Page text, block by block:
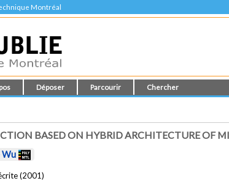
Montréal
Déposer Parcourir Chercher
BASED ON HYBRID ARCHITECTURE OF
Wu
(2001)